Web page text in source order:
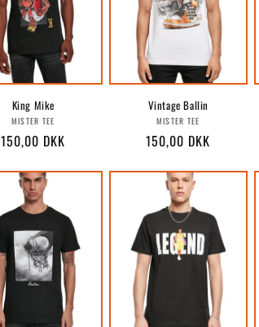
King Mike
Forhandler:
MISTER TEE
Normalpris
150,00 DKK
Vintage Ballin
Forhandler:
MISTER TEE
Normalpris
150,00 DKK